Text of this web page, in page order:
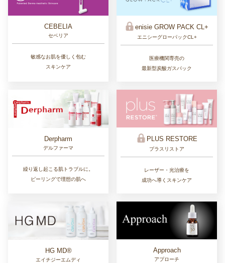
CEBELIA
セベリア
敏感なお肌を優しく包む
スキンケア
enisie GROW PACK CL+
エニシーグローパックCL+
医療機関専売の
最新型炭酸ガスパック
Derpharm
デルファーマ
繰り返し起こる肌トラブルに。
ピーリングで理想の肌へ
PLUS RESTORE
プラスリストア
レーザー・光治療を
成功へ導くスキンケア
HG MD®
エイチジーエムディ
Approach
アプローチ